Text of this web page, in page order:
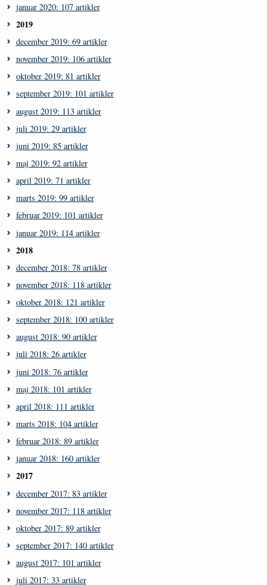
januar 2020: 107 artikler
2019
december 2019: 69 artikler
november 2019: 106 artikler
oktober 2019: 81 artikler
september 2019: 101 artikler
august 2019: 113 artikler
juli 2019: 29 artikler
juni 2019: 85 artikler
maj 2019: 92 artikler
april 2019: 71 artikler
marts 2019: 99 artikler
februar 2019: 101 artikler
januar 2019: 114 artikler
2018
december 2018: 78 artikler
november 2018: 118 artikler
oktober 2018: 121 artikler
september 2018: 100 artikler
august 2018: 90 artikler
juli 2018: 26 artikler
juni 2018: 76 artikler
maj 2018: 101 artikler
april 2018: 111 artikler
marts 2018: 104 artikler
februar 2018: 89 artikler
januar 2018: 160 artikler
2017
december 2017: 83 artikler
november 2017: 118 artikler
oktober 2017: 89 artikler
september 2017: 140 artikler
august 2017: 101 artikler
juli 2017: 33 artikler